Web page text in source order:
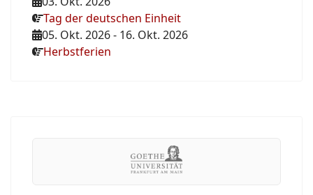
Tag der deutschen Einheit
05. Okt. 2026- 16. Okt. 2026
Herbstferien